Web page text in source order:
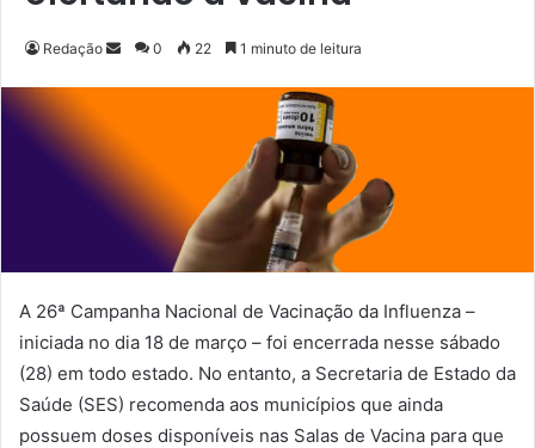
Redação
e
u
-
m
a
0 22 1 minuto de leitura
A 26ª Campanha Nacional de Vacinação da Influenza –
iniciada no dia 18 de março – foi encerrada nesse sábado
(28) em todo estado. No entanto, a Secretaria de Estado da
Saúde (SES) recomenda aos municípios que ainda
possuem doses disponíveis nas Salas de Vacina para que